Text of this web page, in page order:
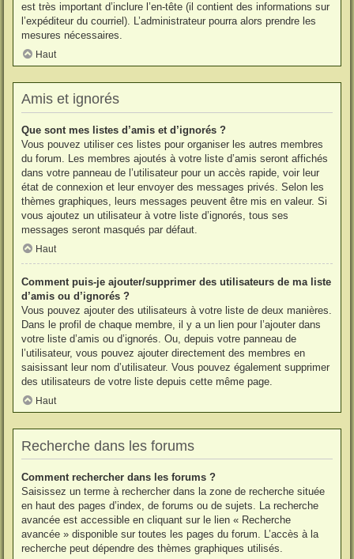
est très important d’inclure l’en-tête (il contient des informations sur
l’expéditeur du courriel). L’administrateur pourra alors prendre les
mesures nécessaires.
Haut
Amis et ignorés
Que sont mes listes d’amis et d’ignorés ?
Vous pouvez utiliser ces listes pour organiser les autres membres
du forum. Les membres ajoutés à votre liste d’amis seront affichés
dans votre panneau de l’utilisateur pour un accès rapide, voir leur
état de connexion et leur envoyer des messages privés. Selon les
thèmes graphiques, leurs messages peuvent être mis en valeur. Si
vous ajoutez un utilisateur à votre liste d’ignorés, tous ses
messages seront masqués par défaut.
Haut
Comment puis-je ajouter/supprimer des utilisateurs de ma liste
d’amis ou d’ignorés ?
Vous pouvez ajouter des utilisateurs à votre liste de deux manières.
Dans le profil de chaque membre, il y a un lien pour l’ajouter dans
votre liste d’amis ou d’ignorés. Ou, depuis votre panneau de
l’utilisateur, vous pouvez ajouter directement des membres en
saisissant leur nom d’utilisateur. Vous pouvez également supprimer
des utilisateurs de votre liste depuis cette même page.
Haut
Recherche dans les forums
Comment rechercher dans les forums ?
Saisissez un terme à rechercher dans la zone de recherche située
en haut des pages d’index, de forums ou de sujets. La recherche
avancée est accessible en cliquant sur le lien « Recherche
avancée » disponible sur toutes les pages du forum. L’accès à la
recherche peut dépendre des thèmes graphiques utilisés.